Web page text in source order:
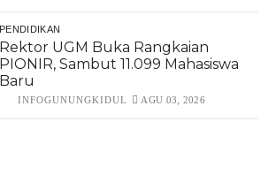
PENDIDIKAN
Rektor UGM Buka Rangkaian
PIONIR, Sambut 11.099 Mahasiswa
Baru
INFOGUNUNGKIDUL AGU 03, 2026